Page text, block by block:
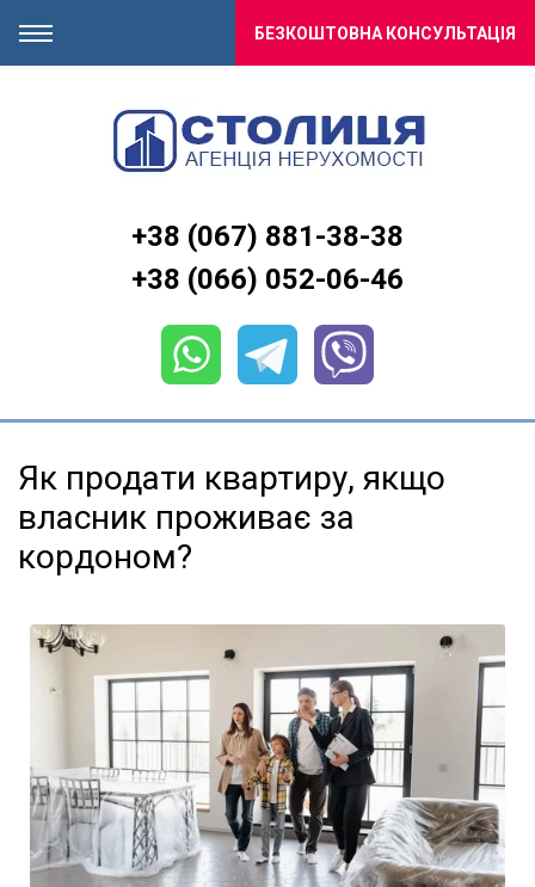
+38 (067) 881-38-38
+38 (066) 052-06-46
БЕЗКОШТОВНА КОНСУЛЬТАЦІЯ
Як продати квартиру, якщо
власник проживає за
кордоном?